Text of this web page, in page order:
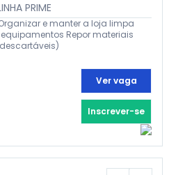
PRIME
e manter a loja limpa
Repor materiais
Ver vaga
Inscrever-se